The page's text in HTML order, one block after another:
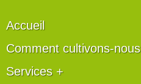
Accueil
Comment cultivons-nous
Services +